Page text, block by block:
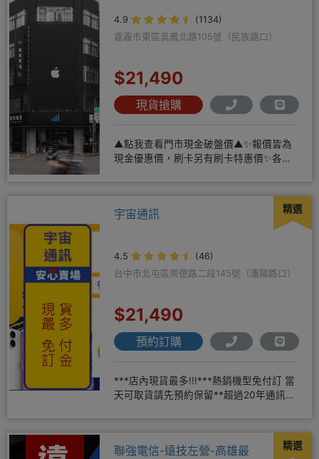
4.9
(1134)
嘉義市東區吳鳳北路105號（民族路口）
$21,490
現貨搶購
▲點我查看門市現金破盤價▲✨報價皆為
現金優惠價，刷卡另有刷卡特惠價✨各大
精選
宇宙通訊
4.5
(46)
台中市北屯區崇德路二段145號（瀋陽路口）
$21,490
預約訂購
***店內現貨最多!!!***熱銷機型免付訂 當
天可取貨請先預約保留**超過20年通訊經
精選
聯強電信-遠技左營-高雄最